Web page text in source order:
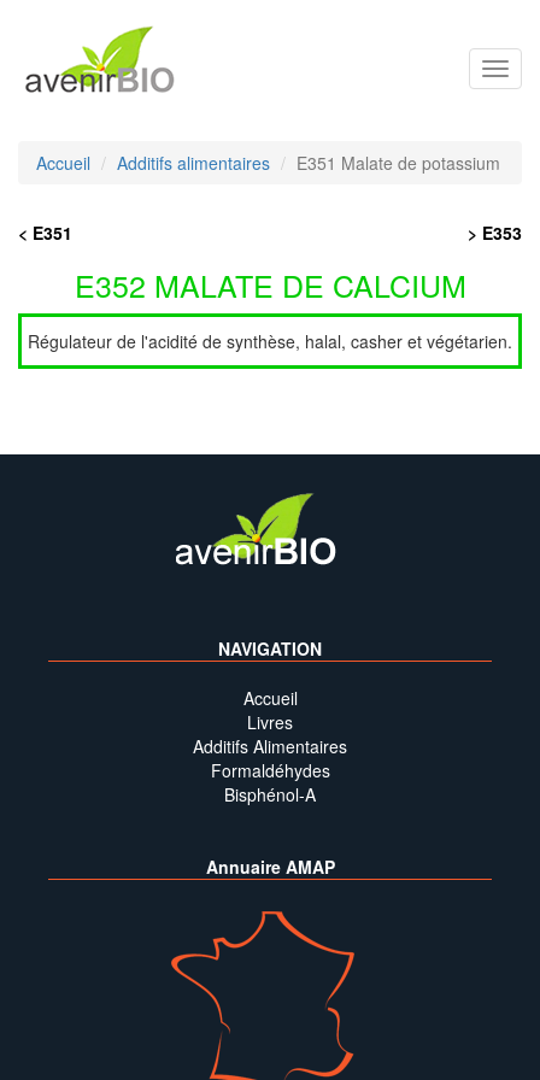
Accueil Additifs alimentaires E351 Malate de potassium
< E351 > E353
E352 MALATE DE CALCIUM
Régulateur de l'acidité de synthèse, halal, casher et végétarien.
NAVIGATION
Accueil
Livres
Additifs Alimentaires
Formaldéhydes
Bisphénol-A
Annuaire AMAP